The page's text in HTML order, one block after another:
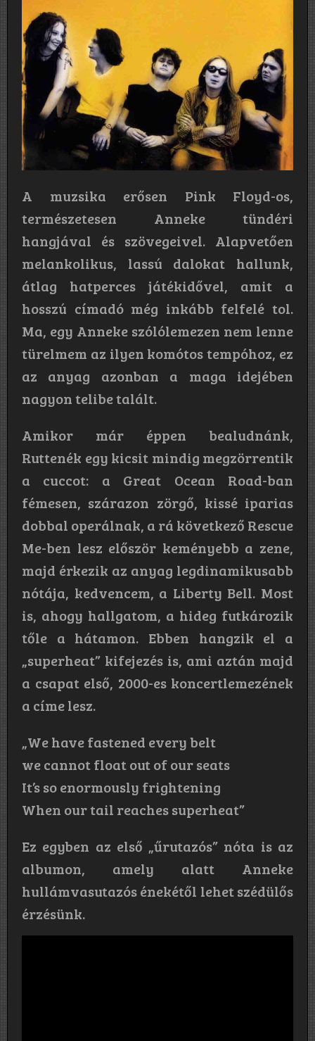
A muzsika erősen Pink Floyd-os,
természetesen Anneke tündéri
hangjával és szövegeivel. Alapvetően
melankolikus, lassú dalokat hallunk,
átlag hatperces játékidővel, amit a
hosszú címadó még inkább felfelé tol.
Ma, egy Anneke szólólemezen nem lenne
türelmem az ilyen komótos tempóhoz, ez
az anyag azonban a maga idejében
nagyon telibe talált.
Amikor már éppen bealudnánk,
Ruttenék egy kicsit mindig megzörrentik
a cuccot: a Great Ocean Road-ban
fémesen, szárazon zörgő, kissé iparias
dobbal operálnak, a rá következő Rescue
Me-ben lesz először keményebb a zene,
majd érkezik az anyag legdinamikusabb
nótája, kedvencem, a Liberty Bell. Most
is, ahogy hallgatom, a hideg futkározik
tőle a hátamon. Ebben hangzik el a
„superheat” kifejezés is, ami aztán majd
a csapat első, 2000-es koncertlemezének
a címe lesz.
„We have fastened every belt
we cannot float out of our seats
It’s so enormously frightening
When our tail reaches superheat”
Ez egyben az első „űrutazós” nóta is az
albumon, amely alatt Anneke
hullámvasutazós énekétől lehet szédülős
érzésünk.